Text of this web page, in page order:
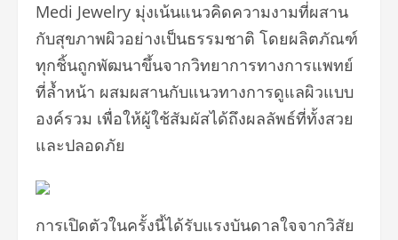
Medi Jewelry มุ่งเน้นแนวคิดความงามที่ผสาน
กับสุขภาพผิวอย่างเป็นธรรมชาติ โดยผลิตภัณฑ์
ทุกชิ้นถูกพัฒนาขึ้นจากวิทยาการทางการแพทย์
ที่ล้ำหน้า ผสมผสานกับแนวทางการดูแลผิวแบบ
องค์รวม เพื่อให้ผู้ใช้สัมผัสได้ถึงผลลัพธ์ที่ทั้งสวย
และปลอดภัย
การเปิดตัวในครั้งนี้ได้รับแรงบันดาลใจจากวิสัย